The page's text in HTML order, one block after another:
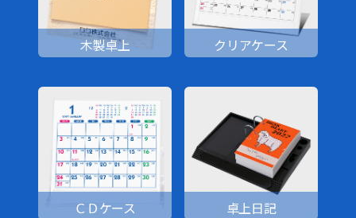
木製卓上 クリアケース
ＣＤケース 卓上日記